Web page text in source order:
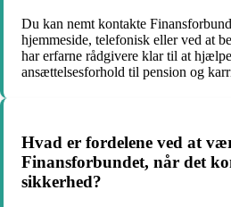
Du kan nemt kontakte
hjemmeside, telefonisk eller ved at
har erfarne rådgivere klar til at
ansættelsesforhold til pension og
Hvad er fordelene ved at
Finansforbundet, når det
sikkerhed?